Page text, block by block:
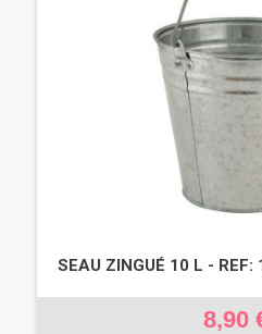
SEAU ZINGUÉ 10 L -
8,90